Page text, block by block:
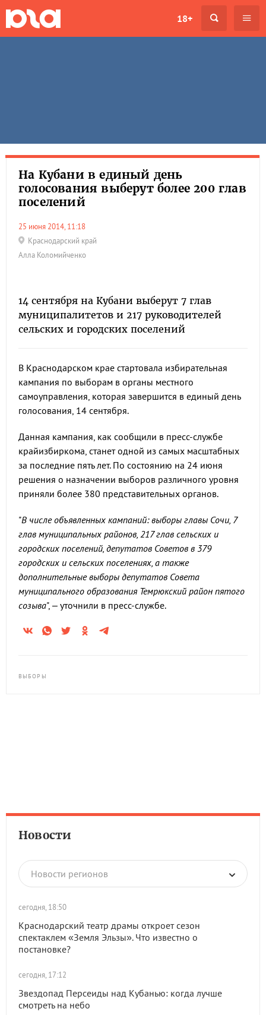
18+
На Кубани в единый день
голосования выберут более 200 глав
поселений
25 июня 2014, 11:18
Краснодарский край
Алла Коломийченко
14 сентября на Кубани выберут 7 глав
муниципалитетов и 217 руководителей
сельских и городских поселений
В Краснодарском крае стартовала избирательная
кампания по выборам в органы местного
самоуправления, которая завершится в единый день
голосования, 14 сентября.
Данная кампания, как сообщили в пресс-службе
крайизбиркома, станет одной из самых масштабных
за последние пять лет. По состоянию на 24 июня
решения о назначении выборов различного уровня
приняли более 380 представительных органов.
"В числе объявленных кампаний: выборы главы Сочи, 7
глав муниципальных районов, 217 глав сельских и
городских поселений, депутатов Советов в 379
городских и сельских поселениях, а также
дополнительные выборы депутатов Совета
муниципального образования Темрюкский район пятого
созыва", – уточнили в пресс-службе.
ВЫБОРЫ
Новости
Новости регионов
сегодня, 18:50
Краснодарский театр драмы откроет сезон
спектаклем «Земля Эльзы». Что известно о
постановке?
сегодня, 17:12
Звездопад Персеиды над Кубанью: когда лучше
смотреть на небо